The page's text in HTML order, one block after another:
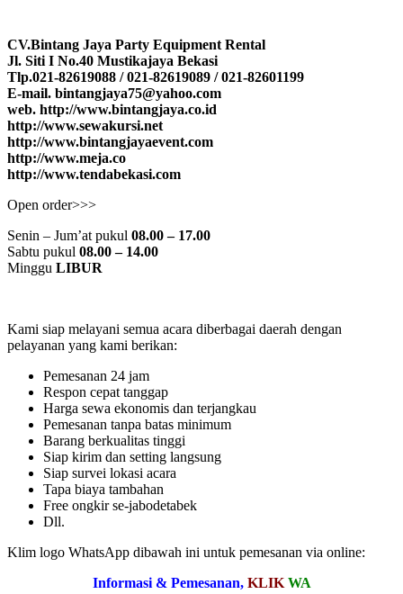
CV.Bintang Jaya Party Equipment Rental
Jl. Siti I No.40 Mustikajaya Bekasi
Tlp.021-82619088 / 021-82619089 / 021-82601199
E-mail. bintangjaya75@yahoo.com
web. http://www.bintangjaya.co.id
http://www.sewakursi.net
http://www.bintangjayaevent.com
http://www.meja.co
http://www.tendabekasi.com
Open order>>>
Senin – Jum’at pukul 08.00 – 17.00
Sabtu pukul 08.00 – 14.00
Minggu LIBUR
Kami siap melayani semua acara diberbagai daerah dengan
pelayanan yang kami berikan:
Pemesanan 24 jam
Respon cepat tanggap
Harga sewa ekonomis dan terjangkau
Pemesanan tanpa batas minimum
Barang berkualitas tinggi
Siap kirim dan setting langsung
Siap survei lokasi acara
Tapa biaya tambahan
Free ongkir se-jabodetabek
Dll.
Klim logo WhatsApp dibawah ini untuk pemesanan via online:
Informasi & Pemesanan, KLIK WA